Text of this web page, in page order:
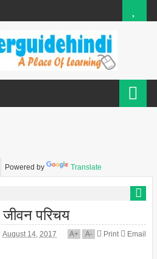
Powered by Translate
जीवन परिचय
August 14, 2017 A+ A- Print Email